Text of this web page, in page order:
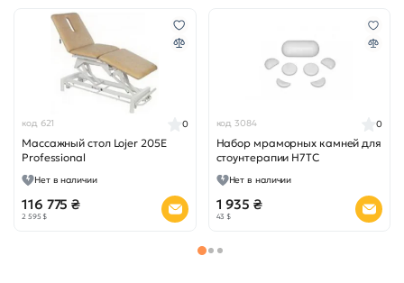
код 621
Массажный стол Lojer 205E
Professional
0
Нет в наличии
116 775 ₴
2 595 $
код 3084
Набор мраморных камней для
стоунтерапии H7TC
0
Нет в наличии
1 935 ₴
43 $